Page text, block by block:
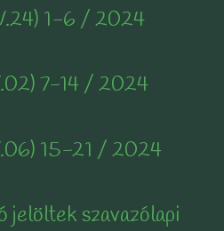
1-6 / 2024
7-14 / 2024
15-21 / 2024
jelöltek szavazólapi